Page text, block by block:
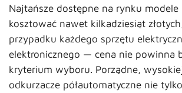
Najtańsze dostępne na rynku modele
kosztować nawet kilkadziesiąt
przypadku każdego sprzętu
elektronicznego — cena nie powinna
kryterium wyboru. Porządne,
odkurzacze półautomatyczne nie